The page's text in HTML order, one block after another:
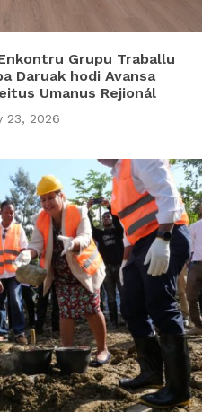
Grupu Traballu
Daruak hodi Avansa
Umanus Rejionál
23, 2026